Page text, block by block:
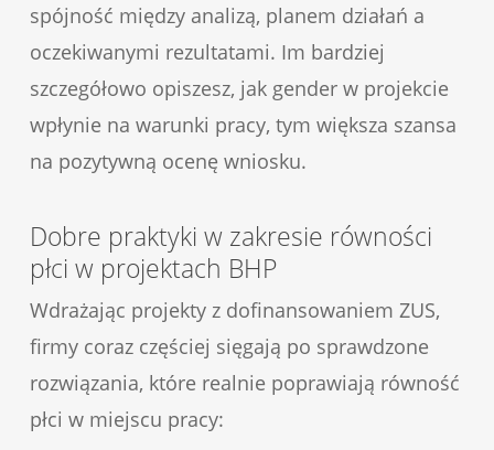
spójność między analizą, planem działań a
oczekiwanymi rezultatami. Im bardziej
szczegółowo opiszesz, jak gender w projekcie
wpłynie na warunki pracy, tym większa szansa
na pozytywną ocenę wniosku.
Dobre praktyki w zakresie równości
płci w projektach BHP
Wdrażając projekty z dofinansowaniem ZUS,
firmy coraz częściej sięgają po sprawdzone
rozwiązania, które realnie poprawiają równość
płci w miejscu pracy: